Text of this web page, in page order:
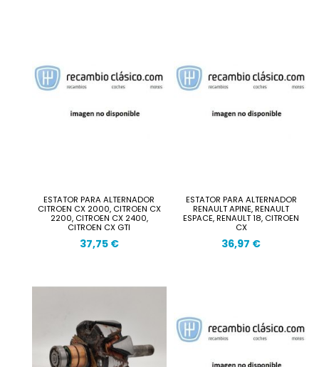
ESTATOR PARA ALTERNADOR
CITROEN CX 2000, CITROEN CX
2200, CITROEN CX 2400,
CITROEN CX GTI
37,75 €
ESTATOR PARA ALTERNADOR
RENAULT APINE, RENAULT
ESPACE, RENAULT 18, CITROEN
CX
36,97 €